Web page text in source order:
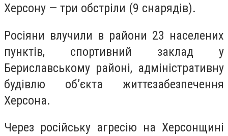
Херсону — три обстріли (9 снарядів).
Росіяни влучили в райони 23 населених
пунктів, спортивний заклад у
Бериславському районі, адміністративну
будівлю об’єкта життєзабезпечення
Херсона.
Через російську агресію на Херсонщині